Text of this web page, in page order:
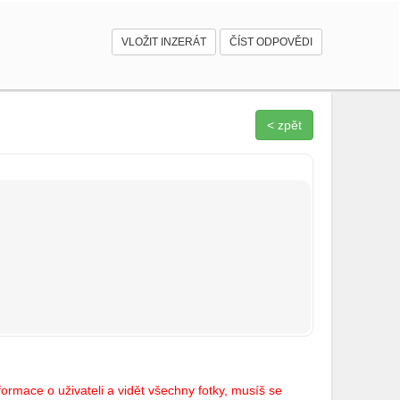
VLOŽIT INZERÁT ČÍST ODPOVĚDI
< zpět
o uživateli a vidět všechny fotky, musíš se